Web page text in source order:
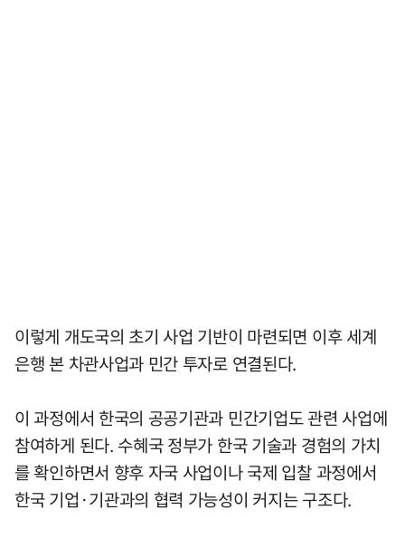
이렇게 개도국의 초기 사업 기반이 마련되면 이후 세계
은행 본 차관사업과 민간 투자로 연결된다.
이 과정에서 한국의 공공기관과 민간기업도 관련 사업에
참여하게 된다. 수혜국 정부가 한국 기술과 경험의 가치
를 확인하면서 향후 자국 사업이나 국제 입찰 과정에서
한국 기업·기관과의 협력 가능성이 커지는 구조다.